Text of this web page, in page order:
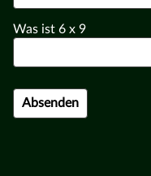
Was ist 6 x 9